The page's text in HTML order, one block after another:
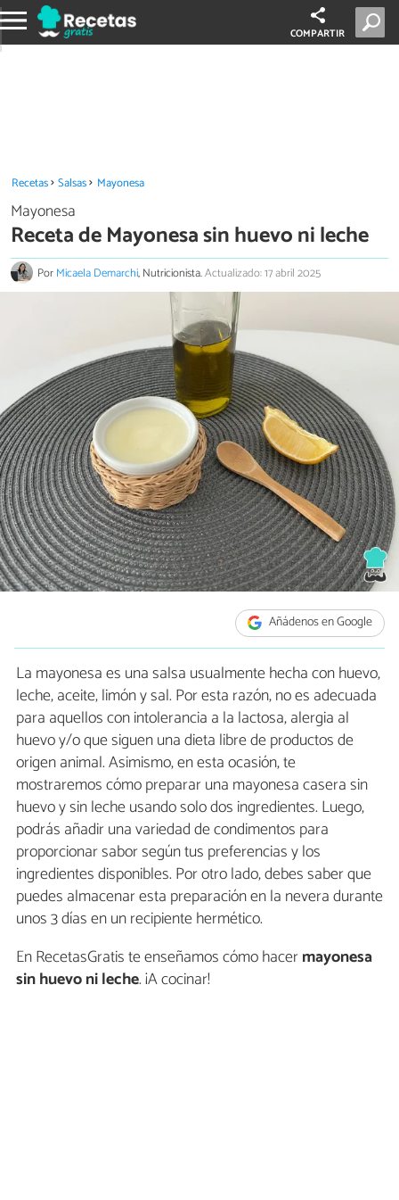
COMPARTIR
Recetas Salsas Mayonesa
Mayonesa
Receta de Mayonesa sin huevo ni leche
PorMicaela Demarchi, Nutricionista.Actualizado: 17 abril 2025
Añádenos en Google
La mayonesa es una salsa usualmente hecha con huevo,
leche, aceite, limón y sal. Por esta razón, no es adecuada
para aquellos con intolerancia a la lactosa, alergia al
huevo y/o que siguen una dieta libre de productos de
origen animal. Asimismo, en esta ocasión, te
mostraremos cómo preparar una mayonesa casera sin
huevo y sin leche usando solo dos ingredientes. Luego,
podrás añadir una variedad de condimentos para
proporcionar sabor según tus preferencias y los
ingredientes disponibles. Por otro lado, debes saber que
puedes almacenar esta preparación en la nevera durante
unos 3 días en un recipiente hermético.
En RecetasGratis te enseñamos cómo hacermayonesa
sin huevo ni leche. ¡A cocinar!